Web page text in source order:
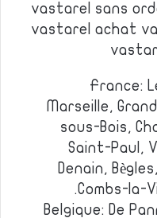
vastarel sans
vastarel achat
France:
Marseille,
sous-Bois,
Saint-Paul,
Denain,
Combs-la-
Belgique: De